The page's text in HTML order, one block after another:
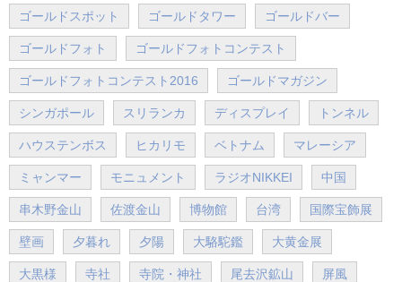
ゴールドスポット ゴールドタワー ゴールドバー
ゴールドフォト ゴールドフォトコンテスト
ゴールドフォトコンテスト2016 ゴールドマガジン
シンガポール スリランカ ディスプレイ トンネル
ハウステンボス ヒカリモ ベトナム マレーシア
ミャンマー モニュメント ラジオNIKKEI 中国
串木野金山 佐渡金山 博物館 台湾 国際宝飾展
壁画 夕暮れ 夕陽 大駱駝鑑 大黄金展
大黒様 寺社 寺院・神社 尾去沢鉱山 屏風